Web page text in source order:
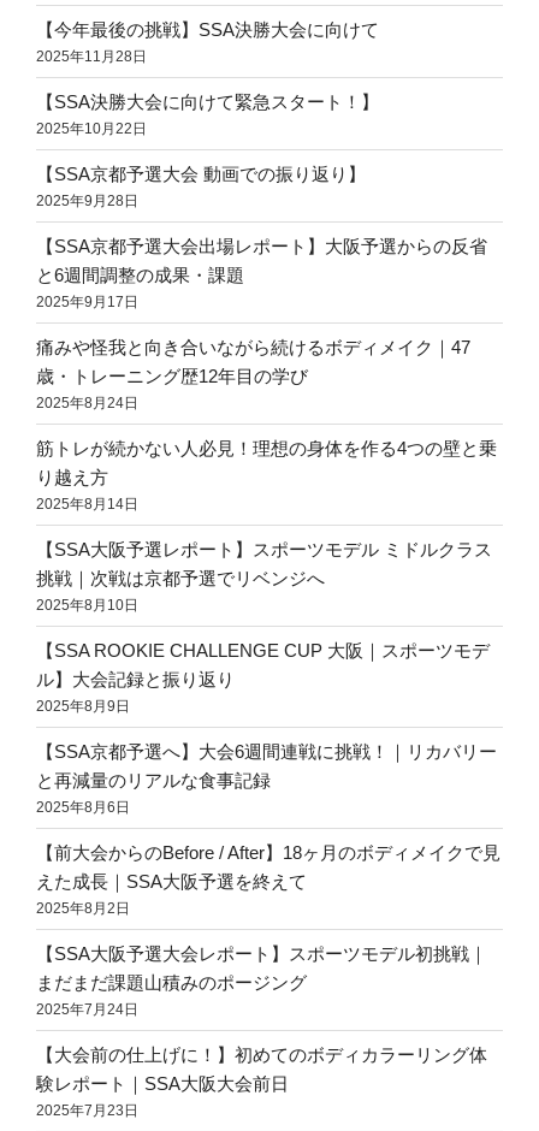
【今年最後の挑戦】SSA決勝大会に向けて
2025年11月28日
【SSA決勝大会に向けて緊急スタート！】
2025年10月22日
【SSA京都予選大会 動画での振り返り】
2025年9月28日
【SSA京都予選大会出場レポート】大阪予選からの反省
と6週間調整の成果・課題
2025年9月17日
痛みや怪我と向き合いながら続けるボディメイク｜47
歳・トレーニング歴12年目の学び
2025年8月24日
筋トレが続かない人必見！理想の身体を作る4つの壁と乗
り越え方
2025年8月14日
【SSA大阪予選レポート】スポーツモデル ミドルクラス
挑戦｜次戦は京都予選でリベンジへ
2025年8月10日
【SSA ROOKIE CHALLENGE CUP 大阪｜スポーツモデ
ル】大会記録と振り返り
2025年8月9日
【SSA京都予選へ】大会6週間連戦に挑戦！｜リカバリー
と再減量のリアルな食事記録
2025年8月6日
【前大会からのBefore / After】18ヶ月のボディメイクで見
えた成長｜SSA大阪予選を終えて
2025年8月2日
【SSA大阪予選大会レポート】スポーツモデル初挑戦｜
まだまだ課題山積みのポージング
2025年7月24日
【大会前の仕上げに！】初めてのボディカラーリング体
験レポート｜SSA大阪大会前日
2025年7月23日